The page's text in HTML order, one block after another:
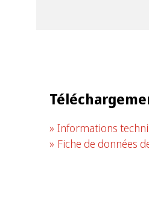
Informations
Fiche de données